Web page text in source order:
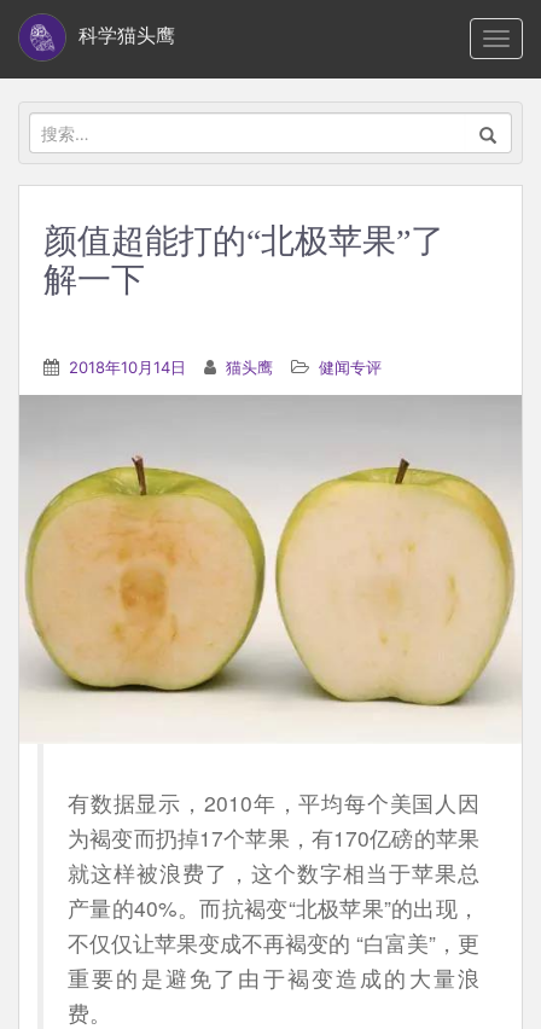
i
科学猫头鹰
搜
索：
颜值超能打的“北极苹果”了
解一下
2018年10月14日 猫头鹰 健闻专评
有数据显示，2010年，平均每个美国人因
为褐变而扔掉17个苹果，有170亿磅的苹果
就这样被浪费了，这个数字相当于苹果总
产量的40%。而抗褐变“北极苹果”的出现，
不仅仅让苹果变成不再褐变的 “白富美”，更
重要的是避免了由于褐变造成的大量浪
费。